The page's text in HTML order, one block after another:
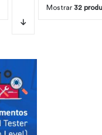
Mostrar 32